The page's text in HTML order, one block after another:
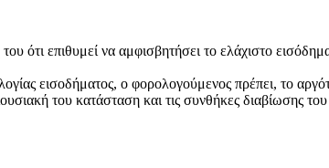
επιθυμεί να αμφισβητήσει το ελάχιστο
εισοδήματος, ο φορολογούμενος πρέπει, το
του κατάσταση και τις συνθήκες διαβίωσης